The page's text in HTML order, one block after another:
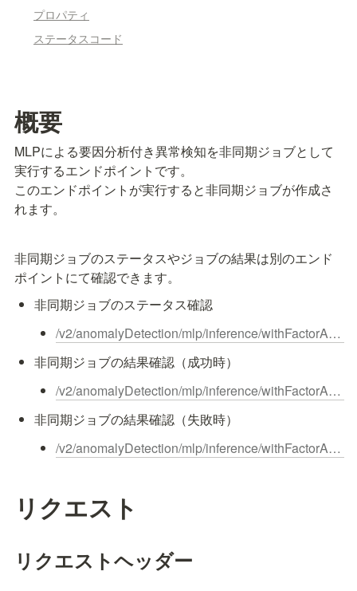
プロパティ
ステータスコード
概要
MLPによる要因分析付き異常検知を非同期ジョブとして
実行するエンドポイントです。
このエンドポイントが実行すると非同期ジョブが作成さ
れます。
非同期ジョブのステータスやジョブの結果は別のエンド
ポイントにて確認できます。
非同期ジョブのステータス確認
/v2/anomalyDetection/mlp/inference/withFactorAnalysis/jobs/{inferenceJobId}/status
非同期ジョブの結果確認（成功時）
/v2/anomalyDetection/mlp/inference/withFactorAnalysis/jobs/{inferenceJobId}/result
非同期ジョブの結果確認（失敗時）
/v2/anomalyDetection/mlp/inference/withFactorAnalysis/jobs/{inferenceJobId}/result/failed
リクエスト
リクエストヘッダー